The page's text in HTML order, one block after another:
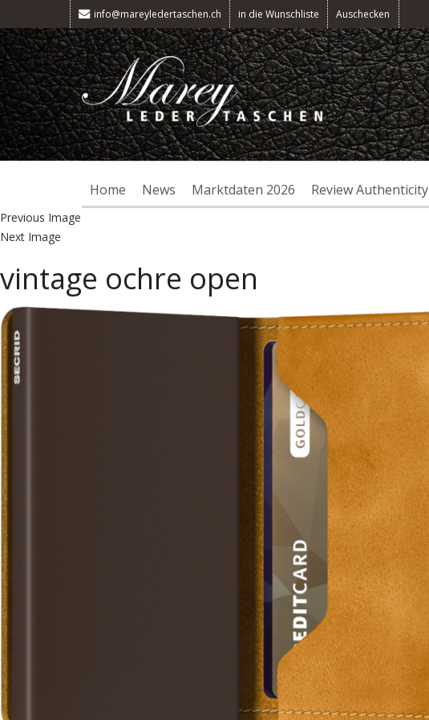
info@mareyledertaschen.ch in die Wunschliste Auschecken
Home News Marktdaten 2026 Review Authenticity
Previous Image
Next Image
vintage ochre open